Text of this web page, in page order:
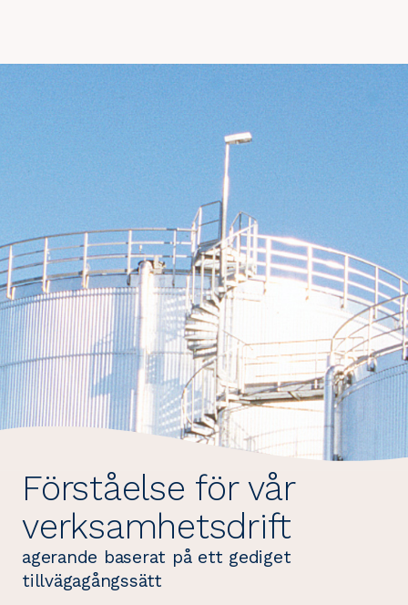
Förståelse för vår
verksamhetsdrift
agerande baserat på ett gediget
tillvägagångssätt